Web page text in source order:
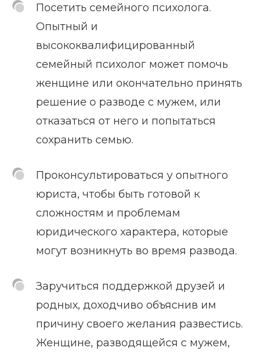
Посетить семейного психолога.
Опытный и
высококвалифицированный
семейный психолог может помочь
женщине или окончательно принять
решение о разводе с мужем, или
отказаться от него и попытаться
сохранить семью.
Проконсультироваться у опытного
юриста, чтобы быть готовой к
сложностям и проблемам
юридического характера, которые
могут возникнуть во время развода.
Заручиться поддержкой друзей и
родных, доходчиво объяснив им
причину своего желания развестись.
Женщине, разводящейся с мужем,